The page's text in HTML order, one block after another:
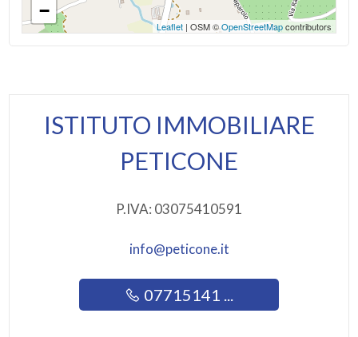
Supermercato
−
Leaflet| OSM ©OpenStreetMapcontributors
ISTITUTO IMMOBILIARE
PETICONE
P.IVA: 03075410591
info@peticone.it
07715141 ...